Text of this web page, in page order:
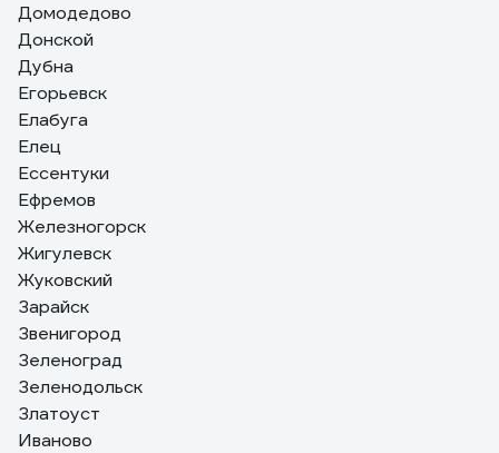
Домодедово
Донской
Дубна
Егорьевск
Елабуга
Елец
Ессентуки
Ефремов
Железногорск
Жигулевск
Жуковский
Зарайск
Звенигород
Зеленоград
Зеленодольск
Златоуст
Иваново